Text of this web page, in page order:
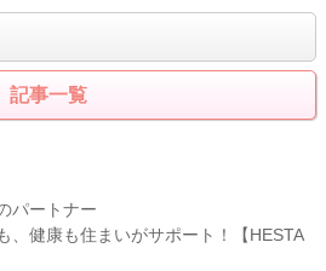
記事一覧
パートナー
、健康も住まいがサポート！【HESTA